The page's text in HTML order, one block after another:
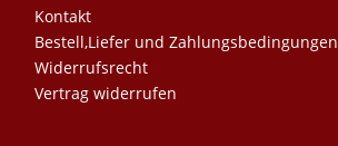
Kontakt
Bestell,Liefer und Zahlungsbedingungen
Widerrufsrecht
Vertrag widerrufen